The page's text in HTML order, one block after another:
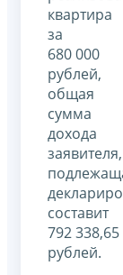
квартира
за
680 000
рублей,
общая
сумма
дохода
заявителя,
составит
792 338,65
рублей.